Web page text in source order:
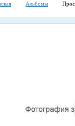
Альбомы